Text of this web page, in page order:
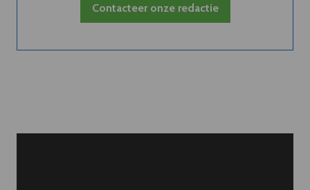
Contacteer onze redactie